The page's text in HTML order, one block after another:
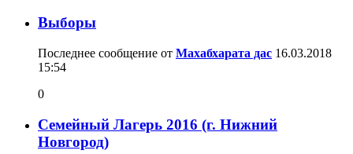
Выборы
Последнее сообщение от Махабхарата дас 16.03.2018
15:54
0
Семейный Лагерь 2016 (г. Нижний
Новгород)